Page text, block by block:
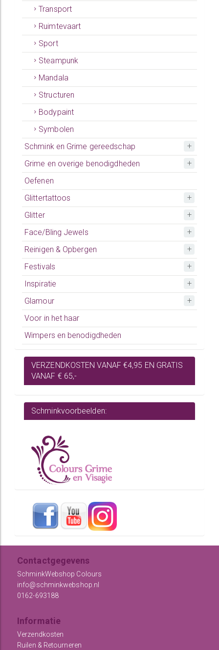
Transport
Ruimtevaart
Sport
Steampunk
Mandala
Structuren
Bodypaint
Symbolen
Schmink en Grime gereedschap
Grime en overige benodigdheden
Oefenen
Glittertattoos
Glitter
Face/Bling Jewels
Reinigen & Opbergen
Festivals
Inspiratie
Glamour
Voor in het haar
Wimpers en benodigdheden
VERZENDKOSTEN VANAF €4,95 EN GRATIS
VANAF € 65,-
Schminkvoorbeelden:
Contactgegevens
SchminkWebshop Colours
info@schminkwebshop.nl
0162-693188
Informatie
Verzendkosten
Ruilen & Retourneren